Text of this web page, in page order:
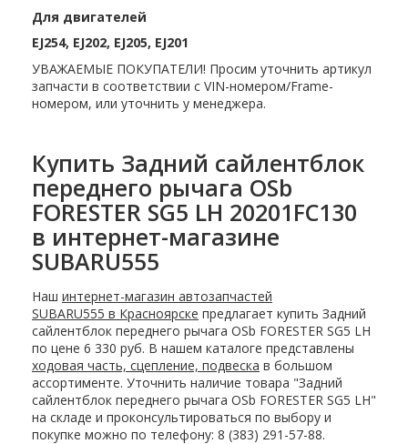
Для двигателей
EJ254, EJ202, EJ205, EJ201
УВАЖАЕМЫЕ ПОКУПАТЕЛИ! Просим уточнить артикул
запчасти в соответствии с VIN-номером/Frame-
номером, или уточнить у менеджера.
Купить Задний сайлентблок
переднего рычага OSb
FORESTER SG5 LH 20201FC130
в интернет-магазине
SUBARU555
Наш интернет-магазин автозапчастей
SUBARU555 в Красноярске предлагает купить Задний
сайлентблок переднего рычага OSb FORESTER SG5 LH
по цене 6 330 руб. В нашем каталоге представлены
ходовая часть, сцепление, подвеска в большом
ассортименте. Уточнить наличие товара "Задний
сайлентблок переднего рычага OSb FORESTER SG5 LH"
на складе и проконсультироваться по выбору и
покупке можно по телефону: 8 (383) 291-57-88.